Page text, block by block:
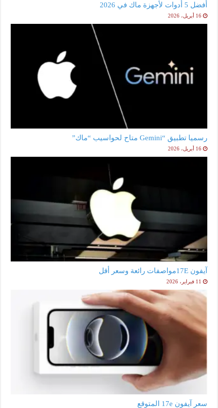
أفضل 5 أدوات لأجهزة ماك في 2026
16 أبريل، 2026
رسميا تطبيق “Gemini متاح لحواسيب “ماك”
16 أبريل، 2026
آيفون 17Eمواصفات رائعة وسعر أقل
11 فبراير، 2026
سعر آيفون 17e المتوقع